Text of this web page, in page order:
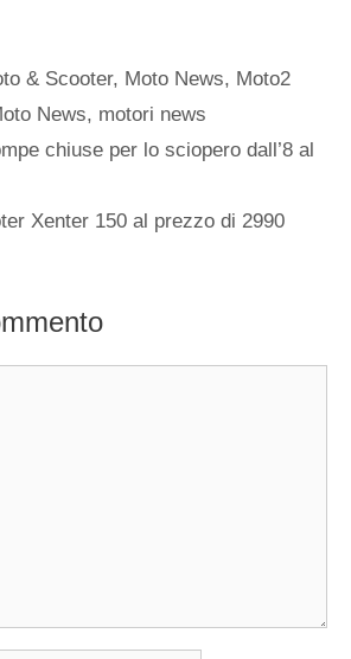
& Scooter, Moto News, Moto2
News, motori news
chiuse per lo sciopero dall’8 al
Xenter 150 al prezzo di 2990